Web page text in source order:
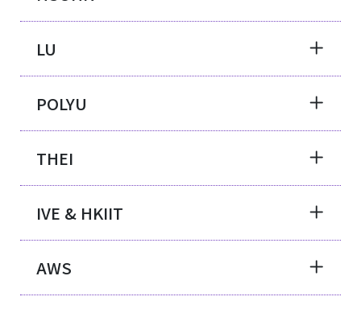
LU
POLYU
THEI
IVE & HKIIT
AWS